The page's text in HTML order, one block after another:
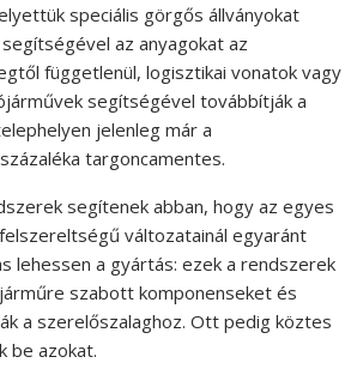
speciális görgős állványokat
az anyagokat az
függetlenül, logisztikai vonatok vagy
segítségével továbbítják a
jelenleg már a
targoncamentes.
segítenek abban, hogy az egyes
változatainál egyaránt
lehessen a gyártás: ezek a rendszerek
szabott komponenseket és
a szerelőszalaghoz. Ott pedig köztes
be azokat.